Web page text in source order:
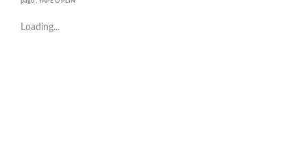
Loading...